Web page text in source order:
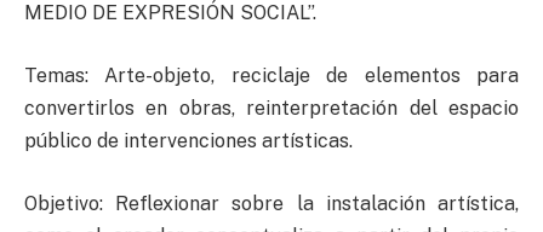
MEDIO DE EXPRESIÓN SOCIAL”.
Temas: Arte-objeto, reciclaje de elementos para
convertirlos en obras, reinterpretación del espacio
público de intervenciones artísticas.
Objetivo: Reflexionar sobre la instalación artística,